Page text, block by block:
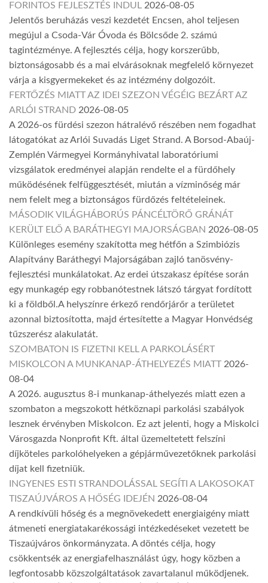
FORINTOS FEJLESZTÉS INDUL 2026-08-05
Jelentős beruházás veszi kezdetét Encsen, ahol teljesen
megújul a Csoda-Vár Óvoda és Bölcsőde 2. számú
tagintézménye. A fejlesztés célja, hogy korszerűbb,
biztonságosabb és a mai elvárásoknak megfelelő környezet
várja a kisgyermekeket és az intézmény dolgozóit.
FERTŐZÉS MIATT AZ IDEI SZEZON VÉGÉIG BEZÁRT AZ
ARLÓI STRAND 2026-08-05
A 2026-os fürdési szezon hátralévő részében nem fogadhat
látogatókat az Arlói Suvadás Liget Strand. A Borsod-Abaúj-
Zemplén Vármegyei Kormányhivatal laboratóriumi
vizsgálatok eredményei alapján rendelte el a fürdőhely
működésének felfüggesztését, miután a vízminőség már
nem felelt meg a biztonságos fürdőzés feltételeinek.
MÁSODIK VILÁGHÁBORÚS PÁNCÉLTÖRŐ GRÁNÁT
KERÜLT ELŐ A BARÁTHEGYI MAJORSÁGBAN 2026-08-05
Különleges esemény szakította meg hétfőn a Szimbiózis
Alapítvány Baráthegyi Majorságában zajló tanösvény-
fejlesztési munkálatokat. Az erdei útszakasz építése során
egy munkagép egy robbanótestnek látszó tárgyat fordított
ki a földből.A helyszínre érkező rendőrjárőr a területet
azonnal biztosította, majd értesítette a Magyar Honvédség
tűzszerész alakulatát.
SZOMBATON IS FIZETNI KELL A PARKOLÁSÉRT
MISKOLCON A MUNKANAP-ÁTHELYEZÉS MIATT 2026-
08-04
A 2026. augusztus 8-i munkanap-áthelyezés miatt ezen a
szombaton a megszokott hétköznapi parkolási szabályok
lesznek érvényben Miskolcon. Ez azt jelenti, hogy a Miskolci
Városgazda Nonprofit Kft. által üzemeltetett felszíni
díjköteles parkolóhelyeken a gépjárművezetőknek parkolási
díjat kell fizetniük.
INGYENES ESTI STRANDOLÁSSAL SEGÍTI A LAKOSOKAT
TISZAÚJVÁROS A HŐSÉG IDEJÉN 2026-08-04
A rendkívüli hőség és a megnövekedett energiaigény miatt
átmeneti energiatakarékossági intézkedéseket vezetett be
Tiszaújváros önkormányzata. A döntés célja, hogy
csökkentsék az energiafelhasználást úgy, hogy közben a
legfontosabb közszolgáltatások zavartalanul működjenek.